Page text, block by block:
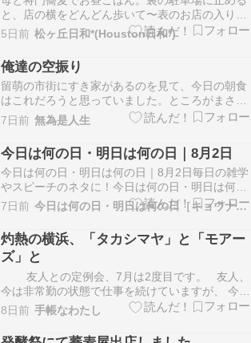
と、店の横をどんどん歩いて〜表のお店の入り口
へ。おろしそばの横に大根そばと書いてあって、
おろしではない、なんだろう〜って、聞いて注文
してみました。なんと、大根のツマのように切ら
れた大根が乗っている！ここだけのメニュー？他
にもあるのかな…
5日前 松ヶ丘日和*(Houston日和*)
俺達の空振り
留萌の市街にすき家があるのを見て、今日の朝食
はこれだろうと思っていました。ところがまさか
の十時開店でした。牛丼屋としては異例の遅い開
店時刻ですが、この旅の初日に福岡の市街地にあ
りながら九時開店の松屋があったことを思い出し
ました。モスも十時、留萌駅の駅蕎麦を引き継い
だ道の駅の蕎麦屋…
7日前 無為是人生
今日は何の日・明日は何の日｜8月2日
今日は何の日・明日は何の日｜8月2日毎日の雑学
やスピーチのネタに！今日は何の日・明日は何の
日？8月2日は何の日？何の記念日？8月2日の出来
事？8月2日誕生日の有名人・芸能人は？▼ブログ
ランキング参加中です。ぽちっ！としていただけ
れば励みになります(・∀・)♪ 本ページはプロモ
ー…
7日前 今日は何の日・明日は何の日［キョウナニ］
灼熱の横浜、「タカシマヤ」と「モアー
ズ」と
友人との定例会、7月は2度目です。 友人、
今は非常勤の状態で仕事を続けていますが、 今は
ちょうど休みに入って、完全フリー。 というこ
とで、 気楽にウィークディの集合となりました。
場所は横浜！ 酷暑日で、 神奈川は熱中症アラ
8日前 手帳なわたし